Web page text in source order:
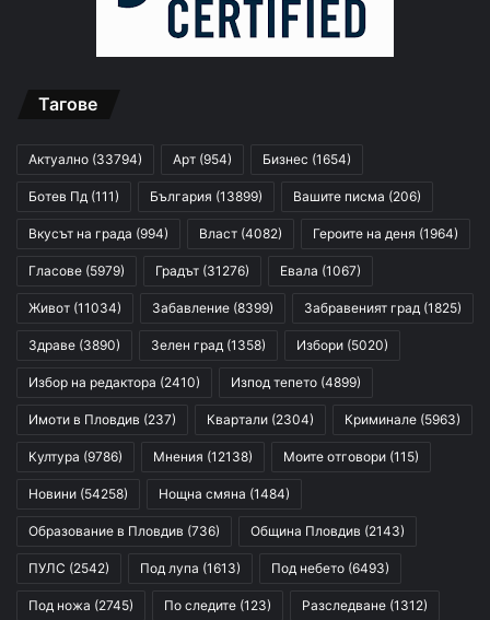
Тагове
Актуално (33794) Арт (954) Бизнес (1654)
Ботев Пд (111) България (13899) Вашите писма (206)
Вкусът на града (994) Власт (4082) Героите на деня (1964)
Гласове (5979) Градът (31276) Евала (1067)
Живот (11034) Забавление (8399) Забравеният град (1825)
Здраве (3890) Зелен град (1358) Избори (5020)
Избор на редактора (2410) Изпод тепето (4899)
Имоти в Пловдив (237) Квартали (2304) Криминале (5963)
Култура (9786) Мнения (12138) Моите отговори (115)
Новини (54258) Нощна смяна (1484)
Образование в Пловдив (736) Община Пловдив (2143)
ПУЛС (2542) Под лупа (1613) Под небето (6493)
Под ножа (2745) По следите (123) Разследване (1312)